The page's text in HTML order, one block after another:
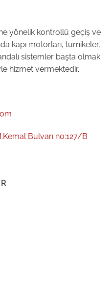
yönelik kontrollü geçiş ve
kapı motorları, turnikeler,
sistemler başta olmak
hizmet vermektedir.
Bulvarı no:127/B